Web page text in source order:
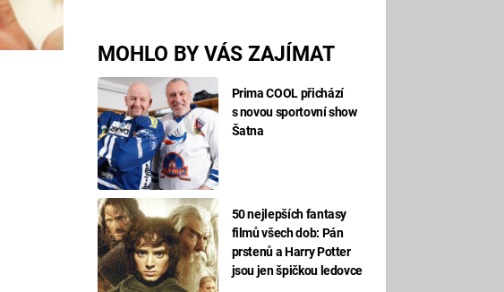
MOHLO BY VÁS ZAJÍMAT
Prima COOL přichází
s novou sportovní show
Šatna
50 nejlepších fantasy
filmů všech dob: Pán
prstenů a Harry Potter
jsou jen špičkou ledovce